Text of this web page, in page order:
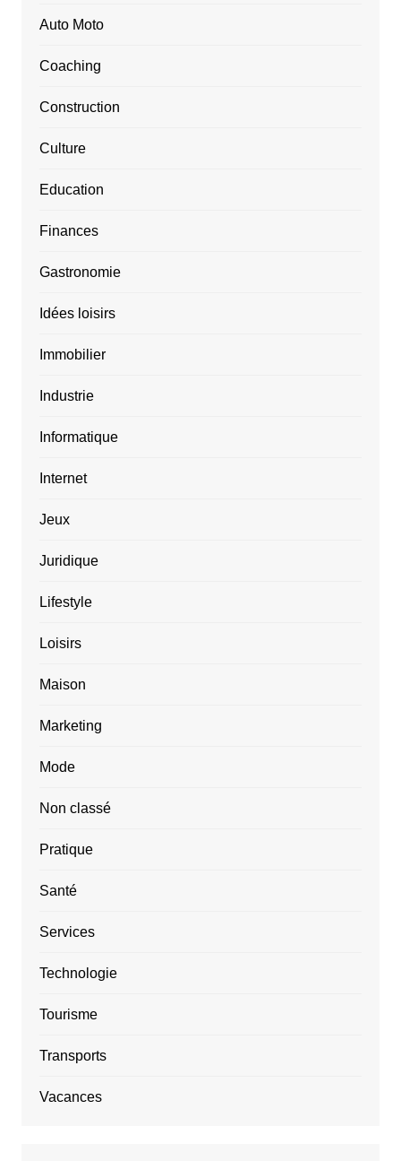
Auto Moto
Coaching
Construction
Culture
Education
Finances
Gastronomie
Idées loisirs
Immobilier
Industrie
Informatique
Internet
Jeux
Juridique
Lifestyle
Loisirs
Maison
Marketing
Mode
Non classé
Pratique
Santé
Services
Technologie
Tourisme
Transports
Vacances